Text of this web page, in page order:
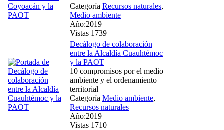
Categoría Recursos naturales,
Medio ambiente
Año:2019
Vistas 1739
Decálogo de colaboración
entre la Alcaldía Cuauhtémoc
y la PAOT
10 compromisos por el medio
ambiente y el ordenamiento
territorial
Categoría Medio ambiente,
Recursos naturales
Año:2019
Vistas 1710